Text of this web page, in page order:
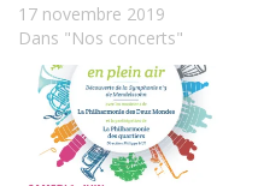
17 novembre 2019
Dans "Nos concerts"